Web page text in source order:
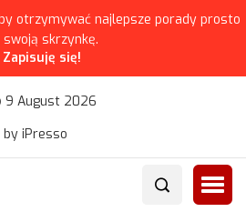
otrzymywać najlepsze porady prosto
swoją skrzynkę.
Zapisuję się!
9 August 2026
by iPresso